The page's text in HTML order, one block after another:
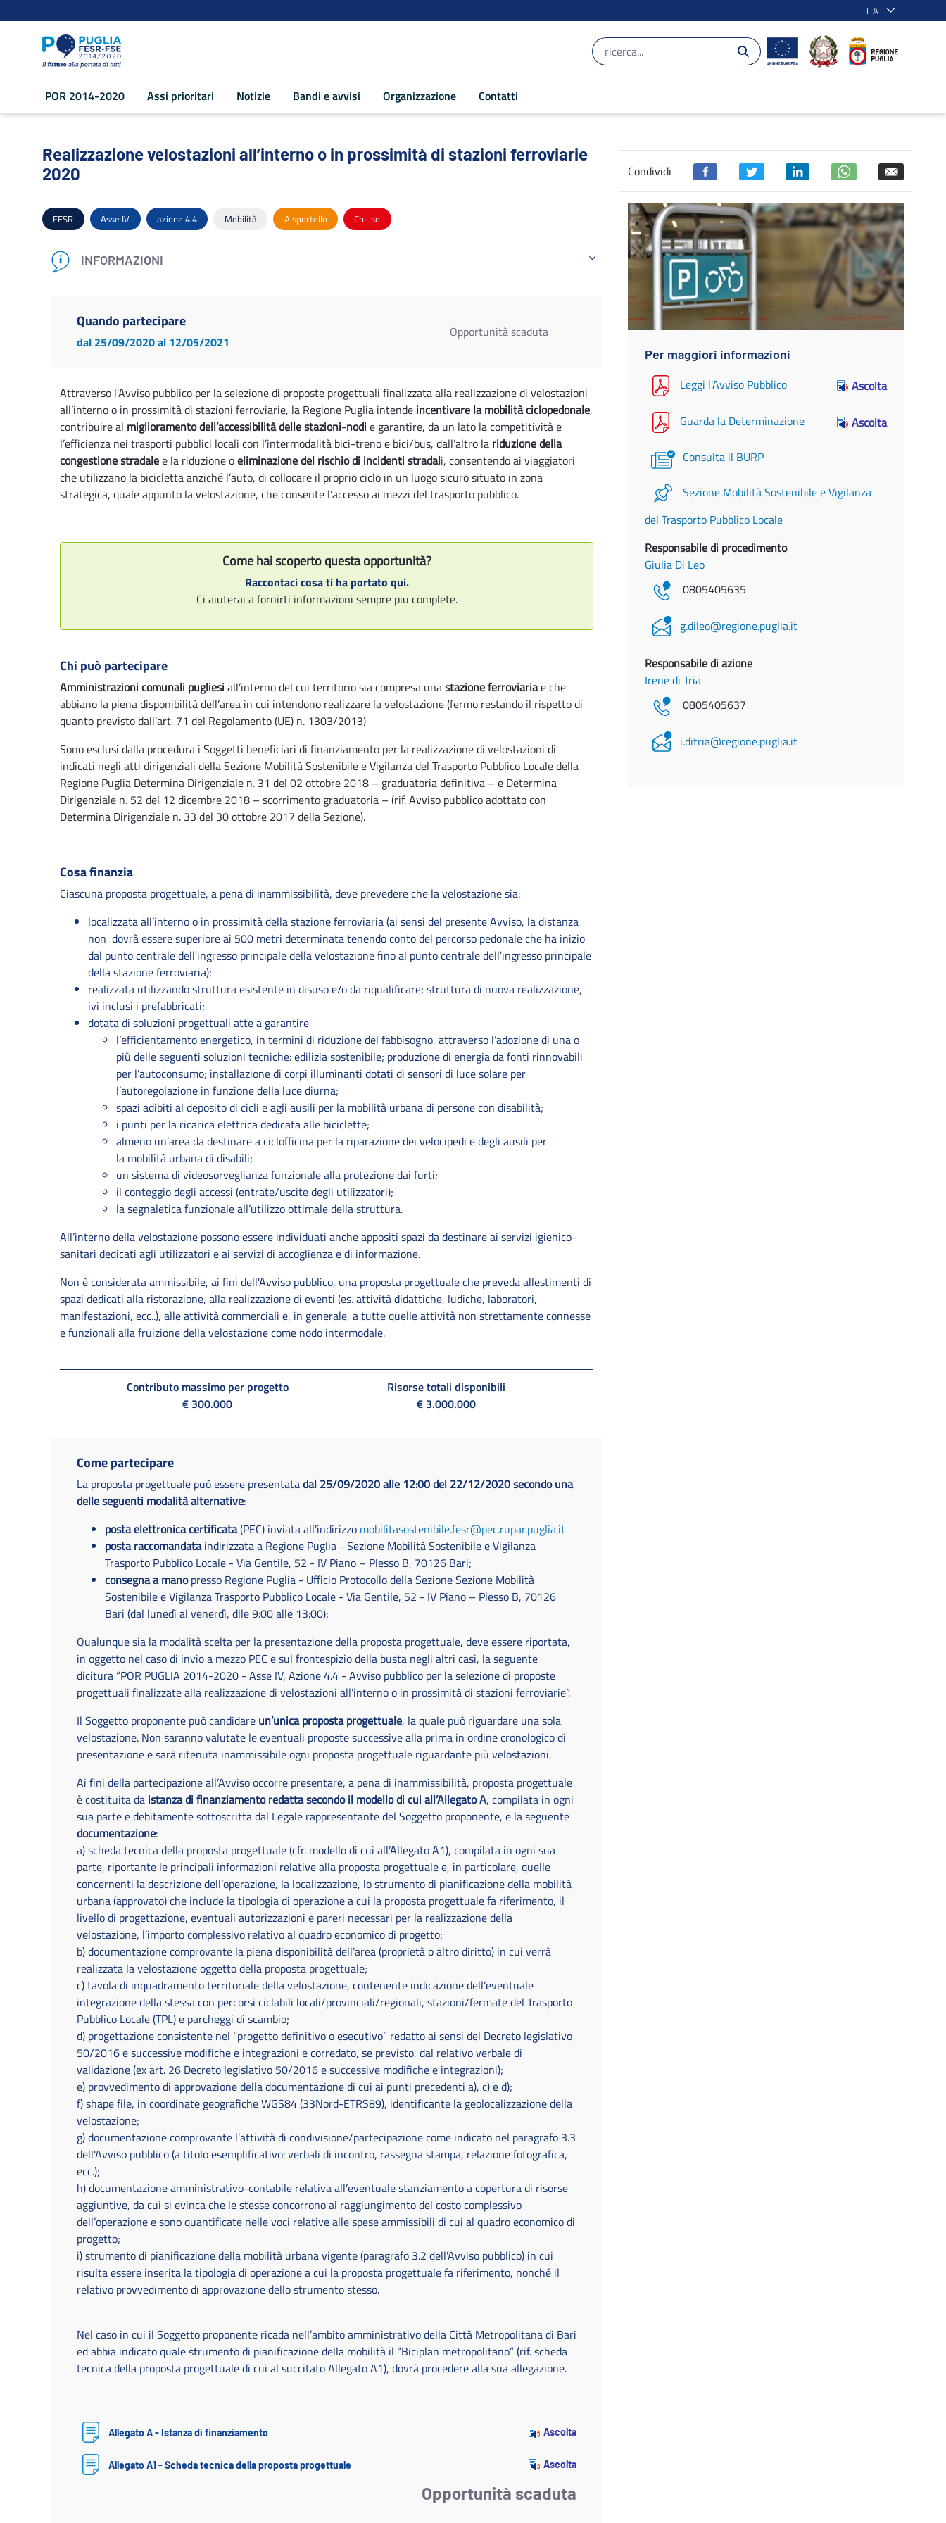
ITA
POR 2014-2020 Assi prioritari Notizie Bandi e avvisi Organizzazione Contatti
Realizzazione velostazioni all’interno o in prossimità di stazioni ferroviarie 2020 - POR Puglia 2014-2020
Realizzazione velostazioni all’interno o in prossimità di stazioni ferroviarie
2020
FESR Asse IV azione 4.4 Mobilità A sportello Chiuso
INFORMAZIONI
Quando partecipare
dal 25/09/2020al 12/05/2021
Opportunità scaduta
Attraverso l'Avviso pubblico per la selezione di proposte progettuali finalizzata alla realizzazione di velostazioni
all’interno o in prossimità di stazioni ferroviarie, la Regione Puglia intende incentivare la mobilità ciclopedonale,
contribuire al miglioramento dell’accessibilità delle stazioni-nodi e garantire, da un lato la competitività e
l’efficienza nei trasporti pubblici locali con l’intermodalità bici-treno e bici/bus, dall’altro la riduzione della
congestione stradalee la riduzione oeliminazione del rischio di incidenti stradali, consentendo ai viaggiatori
che utilizzano la bicicletta anziché l’auto, di collocare il proprio ciclo in un luogo sicuro situato in zona
strategica, quale appunto la velostazione, che consente l’accesso ai mezzi del trasporto pubblico.
Come hai scoperto questa opportunità?
Raccontaci cosa ti ha portato qui.
Ci aiuterai a fornirti informazioni sempre piu complete.
Chi può partecipare
Amministrazioni comunali pugliesi all’interno del cui territorio sia compresa unastazione ferroviariae che
abbiano la piena disponibilità dell’area in cui intendono realizzare la velostazione (fermo restando il rispetto di
quanto previsto dall’art. 71 del Regolamento (UE) n. 1303/2013)
Sono esclusi dalla procedura i Soggetti beneficiari di finanziamento per la realizzazione di velostazioni di
indicati negli atti dirigenziali della Sezione Mobilità Sostenibile e Vigilanza del Trasporto Pubblico Locale della
Regione Puglia Determina Dirigenziale n. 31 del 02 ottobre 2018 – graduatoria definitiva – e Determina
Dirigenziale n. 52 del 12 dicembre 2018 – scorrimento graduatoria – (rif. Avviso pubblico adottato con
Determina Dirigenziale n. 33 del 30 ottobre 2017 della Sezione).
Cosa finanzia
Ciascuna proposta progettuale, a pena di inammissibilità, deve prevedere che la velostazione sia:
localizzata all’interno o in prossimità della stazione ferroviaria (ai sensi del presente Avviso, la distanza
non dovrà essere superiore ai 500 metri determinata tenendo conto del percorso pedonale che ha inizio
dal punto centrale dell’ingresso principale della velostazione fino al punto centrale dell’ingresso principale
della stazione ferroviaria);
realizzata utilizzando struttura esistente in disuso e/o da riqualificare; struttura di nuova realizzazione,
ivi inclusi i prefabbricati;
dotata di soluzioni progettuali atte a garantire
l’efficientamento energetico, in termini di riduzione del fabbisogno, attraverso l’adozione di una o
più delle seguenti soluzioni tecniche: edilizia sostenibile; produzione di energia da fonti rinnovabili
per l’autoconsumo; installazione di corpi illuminanti dotati di sensori di luce solare per
l’autoregolazione in funzione della luce diurna;
spazi adibiti al deposito di cicli e agli ausili per la mobilità urbana di persone con disabilità;
i punti per la ricarica elettrica dedicata alle biciclette;
almeno un’area da destinare a ciclofficina per la riparazione dei velocipedi e degli ausili per
la mobilità urbana di disabili;
un sistema di videosorveglianza funzionale alla protezione dai furti;
il conteggio degli accessi (entrate/uscite degli utilizzatori);
la segnaletica funzionale all’utilizzo ottimale della struttura.
All’interno della velostazione possono essere individuati anche appositi spazi da destinare ai servizi igienico-
sanitari dedicati agli utilizzatori e ai servizi di accoglienza e di informazione.
Non è considerata ammissibile, ai fini dell'Avviso pubblico, una proposta progettuale che preveda allestimenti di
spazi dedicati alla ristorazione, alla realizzazione di eventi (es. attività didattiche, ludiche, laboratori,
manifestazioni, ecc..), alle attività commerciali e, in generale, a tutte quelle attività non strettamente connesse
e funzionali alla fruizione della velostazione come nodo intermodale.
Contributo massimo per progetto
€ 300.000
Risorse totali disponibili
€ 3.000.000
Come partecipare
La proposta progettuale può essere presentatadal 25/09/2020 alle 12:00 del 22/12/2020 secondo una
delle seguenti modalità alternative:
posta elettronica certificata(PEC) inviata all'indirizzo mobilitasostenibile.fesr@pec.rupar.puglia.it
posta raccomandataindirizzata a Regione Puglia - Sezione Mobilità Sostenibile e Vigilanza
Trasporto Pubblico Locale - Via Gentile, 52 - IV Piano – Plesso B, 70126 Bari;
consegna a manopresso Regione Puglia - Ufficio Protocollo della Sezione Sezione Mobilità
Sostenibile e Vigilanza Trasporto Pubblico Locale - Via Gentile, 52 - IV Piano – Plesso B, 70126
Bari (dal lunedì al venerdì, dlle 9:00 alle 13:00);
Qualunque sia la modalità scelta per la presentazione della proposta progettuale, deve essere riportata,
in oggetto nel caso di invio a mezzo PEC e sul frontespizio della busta negli altri casi, la seguente
dicitura “POR PUGLIA 2014-2020 - Asse IV, Azione 4.4 - Avviso pubblico per la selezione di proposte
progettuali finalizzate alla realizzazione di velostazioni all’interno o in prossimità di stazioni ferroviarie”.
Il Soggetto proponente può candidare un’unica proposta progettuale, la quale può riguardare una sola
velostazione. Non saranno valutate le eventuali proposte successive alla prima in ordine cronologico di
presentazione e sarà ritenuta inammissibile ogni proposta progettuale riguardante più velostazioni.
Ai fini della partecipazione all’Avviso occorre presentare, a pena di inammissibilità, proposta progettuale
è costituita da istanza di finanziamento redatta secondo il modello di cui all’Allegato A, compilata in ogni
sua parte e debitamente sottoscritta dal Legale rappresentante del Soggetto proponente, e la seguente
documentazione:
a) scheda tecnica della proposta progettuale (cfr. modello di cui all’Allegato A1), compilata in ogni sua
parte, riportante le principali informazioni relative alla proposta progettuale e, in particolare, quelle
concernenti la descrizione dell’operazione, la localizzazione, lo strumento di pianificazione della mobilità
urbana (approvato) che include la tipologia di operazione a cui la proposta progettuale fa riferimento, il
livello di progettazione, eventuali autorizzazioni e pareri necessari per la realizzazione della
velostazione, l’importo complessivo relativo al quadro economico di progetto;
b) documentazione comprovante la piena disponibilità dell’area (proprietà o altro diritto) in cui verrà
realizzata la velostazione oggetto della proposta progettuale;
c) tavola di inquadramento territoriale della velostazione, contenente indicazione dell’eventuale
integrazione della stessa con percorsi ciclabili locali/provinciali/regionali, stazioni/fermate del Trasporto
Pubblico Locale (TPL) e parcheggi di scambio;
d) progettazione consistente nel “progetto definitivo o esecutivo” redatto ai sensi del Decreto legislativo
50/2016 e successive modifiche e integrazioni e corredato, se previsto, dal relativo verbale di
validazione (ex art. 26 Decreto legislativo 50/2016 e successive modifiche e integrazioni);
e) provvedimento di approvazione della documentazione di cui ai punti precedenti a), c) e d);
f) shape file, in coordinate geografiche WGS84 (33Nord-ETRS89), identificante la geolocalizzazione della
velostazione;
g) documentazione comprovante l’attività di condivisione/partecipazione come indicato nel paragrafo 3.3
dell'Avviso pubblico (a titolo esemplificativo: verbali di incontro, rassegna stampa, relazione fotografica,
ecc.);
h) documentazione amministrativo-contabile relativa all’eventuale stanziamento a copertura di risorse
aggiuntive, da cui si evinca che le stesse concorrono al raggiungimento del costo complessivo
dell’operazione e sono quantificate nelle voci relative alle spese ammissibili di cui al quadro economico di
progetto;
i) strumento di pianificazione della mobilità urbana vigente (paragrafo 3.2 dell'Avviso pubblico) in cui
risulta essere inserita la tipologia di operazione a cui la proposta progettuale fa riferimento, nonché il
relativo provvedimento di approvazione dello strumento stesso.
Nel caso in cui il Soggetto proponente ricada nell’ambito amministrativo della Città Metropolitana di Bari
ed abbia indicato quale strumento di pianificazione della mobilità il “Biciplan metropolitano” (rif. scheda
tecnica della proposta progettuale di cui al succitato Allegato A1), dovrà procedere alla sua allegazione.
Allegato A - Istanza di finanziamento Ascolta
Allegato A1 - Scheda tecnica della proposta progettuale Ascolta
Opportunità scaduta
Condividi
Per maggiori informazioni
Leggi l'Avviso Pubblico Ascolta
Guarda la Determinazione Ascolta
Consulta il BURP
Sezione Mobilità Sostenibile e Vigilanza
del Trasporto Pubblico Locale
Responsabile di procedimento
Giulia Di Leo
0805405635
g.dileo@regione.puglia.it
Responsabile di azione
Irene di Tria
0805405637
i.ditria@regione.puglia.it